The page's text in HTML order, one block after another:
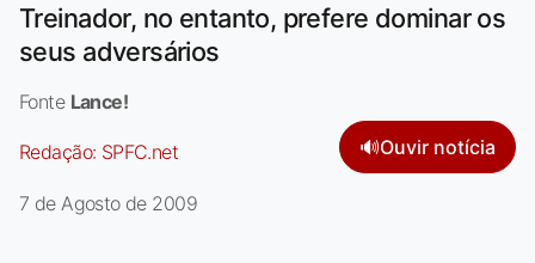
Treinador, no entanto, prefere dominar os
seus adversários
Fonte Lance!
Redação: SPFC.net 🔊Ouvir notícia
7 de Agosto de 2009